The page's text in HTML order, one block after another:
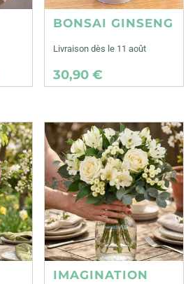
BONSAI GINSENG
Livraison dès le 11 août
30,90 €
IMAGINATION